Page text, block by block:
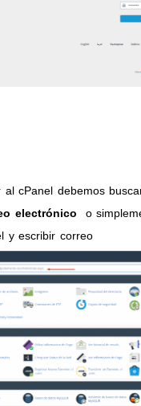
al cPanel debemos
electrónico o
y escribir correo